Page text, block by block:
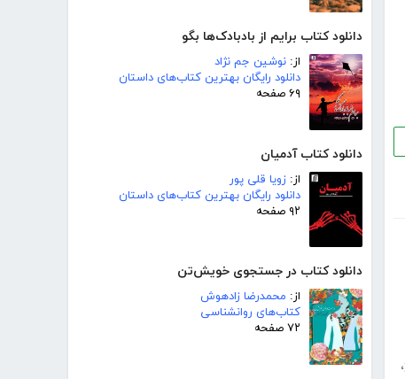
دانلود کتاب برایم از بادبادک‌ها بگو
از: نوشین جم نژاد
دانلود رایگان بهترین کتاب‌های داستان
۶۹ صفحه
دانلود کتاب آدمیان
از: زویا قلی پور
دانلود رایگان بهترین کتاب‌های داستان
۹۲ صفحه
دانلود کتاب در جستجوی خویش‌تن
از: محمدرضا زادهوش
کتاب‌های روانشناسی
۷۲ صفحه
،